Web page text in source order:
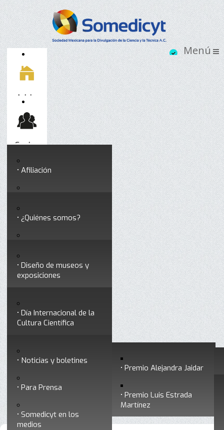
Inicio
Socios
Afiliación
Testimonios
Socios vigentes
Somedicyt
¿Quiénes somos?
Consejo Directivo
profesionales
Premios a divulgadores Premio Alejandra Jaidar
Premio Luis Estrada
Martínez
Servicios
Diseño de museos y
exposiciones
formar divulgadores
Día Internacional de la
Cultura Científica
Ciencia y Tecnología
Noticias y boletines
Para Prensa
Somedicyt en los
medios
Contacto
Congresos